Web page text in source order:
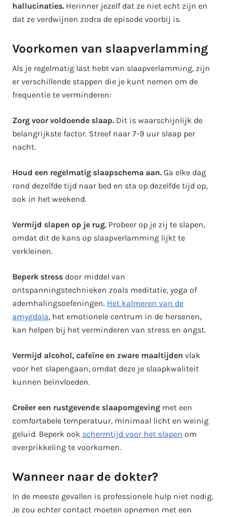
hallucinaties. Herinner jezelf dat ze niet echt zijn en
dat ze verdwijnen zodra de episode voorbij is.
Voorkomen van slaapverlamming
Als je regelmatig last hebt van slaapverlamming, zijn
er verschillende stappen die je kunt nemen om de
frequentie te verminderen:
Zorg voor voldoende slaap. Dit is waarschijnlijk de
belangrijkste factor. Streef naar 7-9 uur slaap per
nacht.
Houd een regelmatig slaapschema aan. Ga elke dag
rond dezelfde tijd naar bed en sta op dezelfde tijd op,
ook in het weekend.
Vermijd slapen op je rug. Probeer op je zij te slapen,
omdat dit de kans op slaapverlamming lijkt te
verkleinen.
Beperk stress door middel van
ontspanningstechnieken zoals meditatie, yoga of
ademhalingsoefeningen. Het kalmeren van de
amygdala, het emotionele centrum in de hersenen,
kan helpen bij het verminderen van stress en angst.
Vermijd alcohol, cafeïne en zware maaltijden vlak
voor het slapengaan, omdat deze je slaapkwaliteit
kunnen beïnvloeden.
Creëer een rustgevende slaapomgeving met een
comfortabele temperatuur, minimaal licht en weinig
geluid. Beperk ook schermtijd voor het slapen om
overprikkeling te voorkomen.
Wanneer naar de dokter?
In de meeste gevallen is professionele hulp niet nodig.
Je zou echter contact moeten opnemen met een